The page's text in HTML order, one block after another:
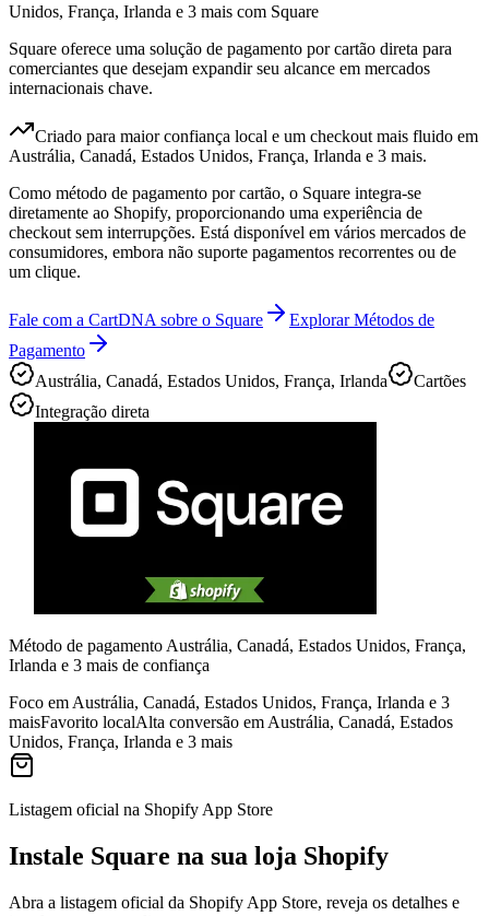
Unidos, França, Irlanda e 3 mais com Square
Square oferece uma solução de pagamento por cartão direta para
comerciantes que desejam expandir seu alcance em mercados
internacionais chave.
Criado para maior confiança local e um checkout mais fluido em
Austrália, Canadá, Estados Unidos, França, Irlanda e 3 mais.
Como método de pagamento por cartão, o Square integra-se
diretamente ao Shopify, proporcionando uma experiência de
checkout sem interrupções. Está disponível em vários mercados de
consumidores, embora não suporte pagamentos recorrentes ou de
um clique.
Fale com a CartDNA sobre o Square
Explorar Métodos de
Pagamento
Austrália, Canadá, Estados Unidos, França, Irlanda
Cartões
Integração direta
Método de pagamento Austrália, Canadá, Estados Unidos, França,
Irlanda e 3 mais de confiança
Foco em Austrália, Canadá, Estados Unidos, França, Irlanda e 3
maisFavorito localAlta conversão em Austrália, Canadá, Estados
Unidos, França, Irlanda e 3 mais
Listagem oficial na Shopify App Store
Instale Square na sua loja Shopify
Abra a listagem oficial da Shopify App Store, reveja os detalhes e